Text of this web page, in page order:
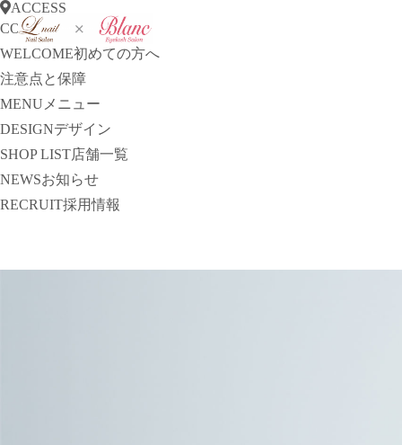
ACCESS
CONCEPT
コンセプト
WELCOME初めての方へ
注意点と保障
MENU メニュー
DESIGNデザイン
SHOP LIST店舗一覧
NEWSお知らせ
RECRUIT採用情報